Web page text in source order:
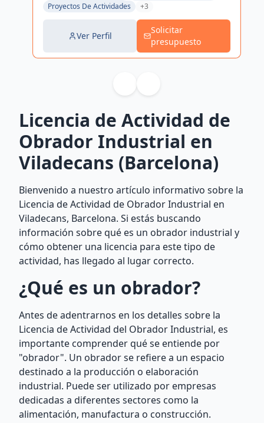
Proyectos De Actividades
+3
Ver Perfil
Solicitar
presupuesto
Licencia de Actividad de
Obrador Industrial en
Viladecans (Barcelona)
Bienvenido a nuestro artículo informativo sobre la
Licencia de Actividad de Obrador Industrial en
Viladecans, Barcelona. Si estás buscando
información sobre qué es un obrador industrial y
cómo obtener una licencia para este tipo de
actividad, has llegado al lugar correcto.
¿Qué es un obrador?
Antes de adentrarnos en los detalles sobre la
Licencia de Actividad del Obrador Industrial, es
importante comprender qué se entiende por
"obrador". Un obrador se refiere a un espacio
destinado a la producción o elaboración
industrial. Puede ser utilizado por empresas
dedicadas a diferentes sectores como la
alimentación, manufactura o construcción.